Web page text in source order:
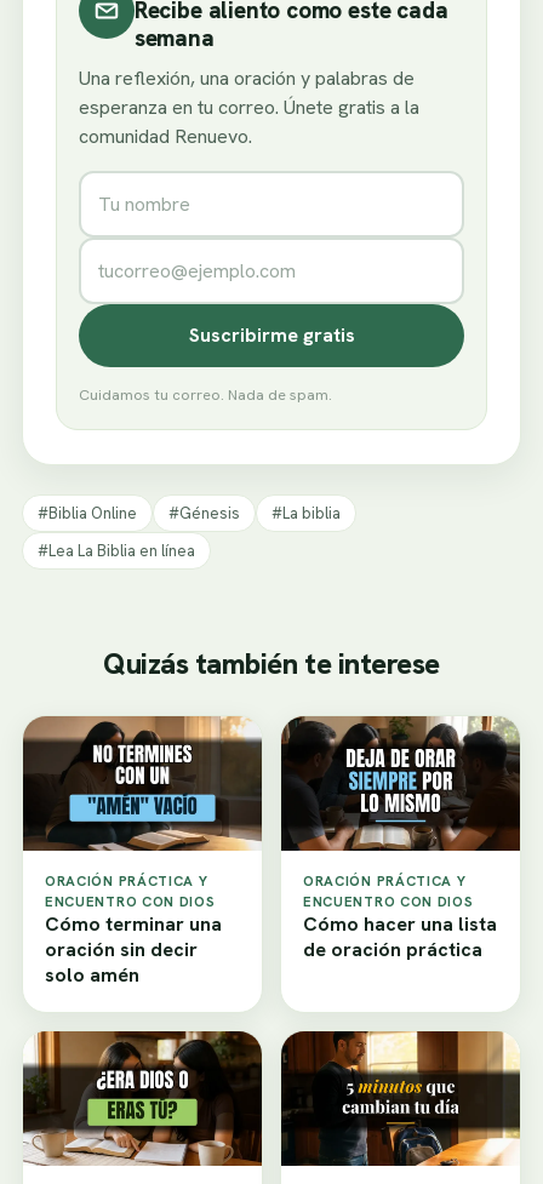
Recibe aliento como este cada
semana
Una reflexión, una oración y palabras de
esperanza en tu correo. Únete gratis a la
comunidad Renuevo.
Nombre
Correo electrónico
Suscribirme gratis
Cuidamos tu correo. Nada de spam.
#Biblia Online #Génesis
#La biblia
#Lea La Biblia en línea
Quizás también te interese
ORACIÓN PRÁCTICA Y
ENCUENTRO CON DIOS
Cómo terminar una
oración sin decir
solo amén
ORACIÓN PRÁCTICA Y
ENCUENTRO CON DIOS
Cómo hacer una lista
de oración práctica